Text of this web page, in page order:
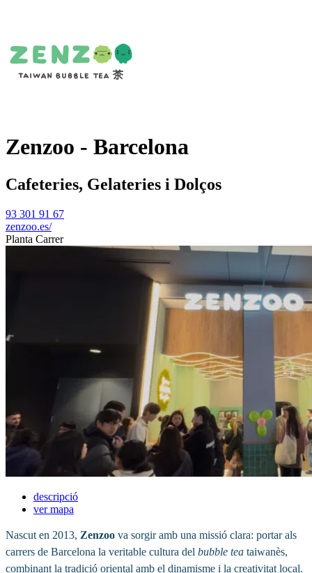
Zenzoo - Barcelona
Cafeteries, Gelateries i Dolços
93 301 91 67
zenzoo.es/
Planta Carrer
descripció
ver mapa
Nascut en 2013, Zenzoo va sorgir amb una missió clara: portar als
carrers de Barcelona la veritable cultura del bubble tea taiwanès,
combinant la tradició oriental amb el dinamisme i la creativitat local.